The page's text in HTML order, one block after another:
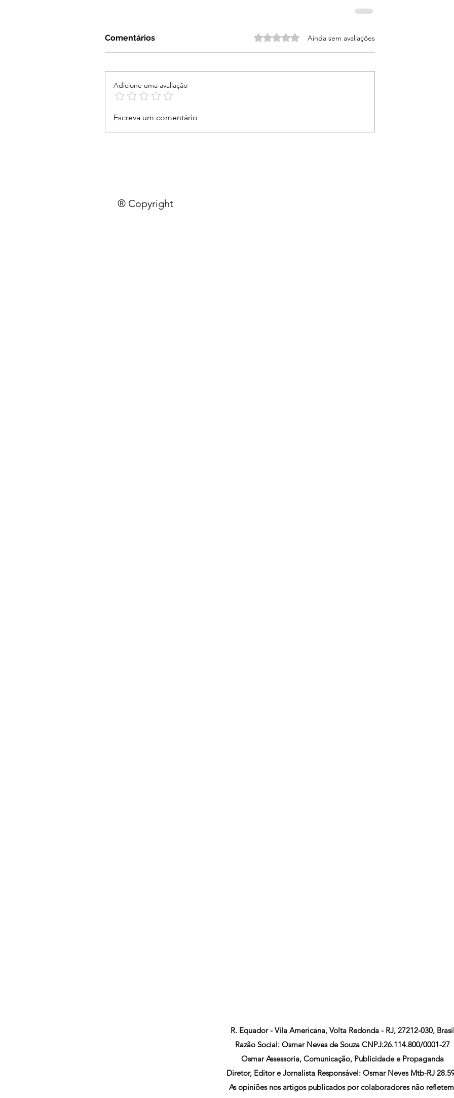
Comentários Avaliado com 0 de 5 estrelas.
Ainda sem avaliações
Adicione uma avaliação
Escreva um comentário
® Copyright
R. Equador - Vila Americana, Volta Redonda - RJ, 27212-030, Brasil
Razão Social: Osmar Neves de Souza CNPJ:26.114.800/0001-27
Osmar Assessoria, Comunicação, Publicidade e Propaganda
Diretor, Editor e Jornalista Responsável: Osmar Neves Mtb-RJ
As opiniões nos artigos publicados por colaboradores não